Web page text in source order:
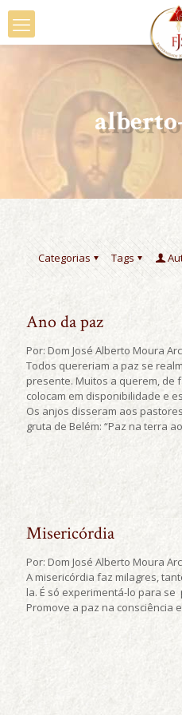
Categorias Tags
Ano da paz
Por: Dom José Alberto Moura
Todos quereriam a paz se
presente. Muitos a querem, de
colocam em disponibilidade e
Os anjos disseram aos
gruta de Belém: “Paz na terra
Misericórdia
Por: Dom José Alberto Moura
A misericórdia faz milagres,
la. É só experimentá-lo para
Promove a paz na consciência